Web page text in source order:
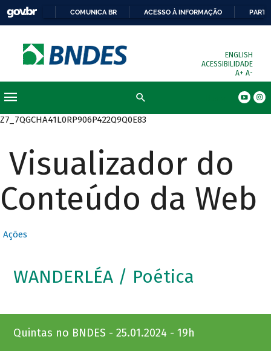
COMUNICA BR ACESSO À INFORMAÇÃO
ENGLISH
ACESSIBILIDADE
A+ A-
Z7_7QGCHA41L0RP906P422Q9Q0E83
Visualizador do
Conteúdo da Web
Ações
WANDERLÉA / Poética
Quintas no BNDES - 25.01.2024 - 19h